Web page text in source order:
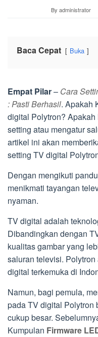
By administrator
Baca Cepat Buka
Empat Pilar– Cara
: Pasti Berhasil. Apakah
digital Polytron?
setting atau mengatur
artikel ini akan
setting TV digital
Dengan mengikuti
menikmati tayangan
nyaman.
TV digital adalah
Dibandingkan dengan
kualitas gambar yang
saluran televisi.
digital terkemuka di
Namun, bagi pemula,
pada TV digital Polytron
cukup besar.
Kumpulan Firmware